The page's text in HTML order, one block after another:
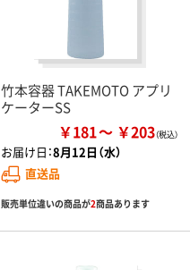
竹本容器 TAKEMOTO アプリ
ケーターSS
￥181 ￥203
お届け日：8月12日（水）
直送品
販売単位違いの商品が2商品あります